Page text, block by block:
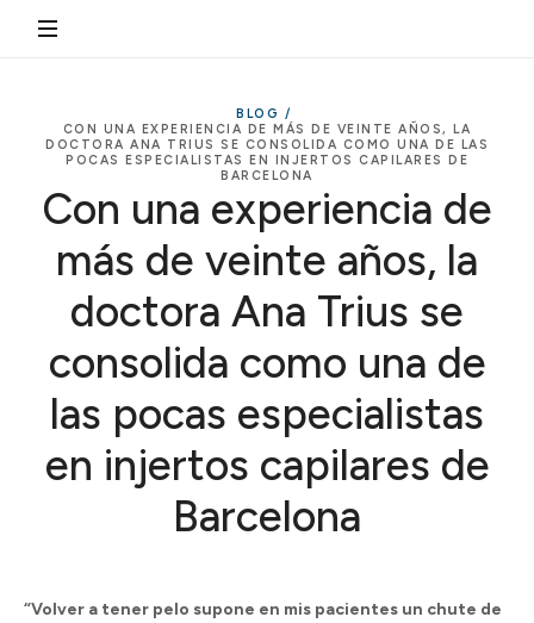
BLOG /
CON UNA EXPERIENCIA DE MÁS DE VEINTE AÑOS, LA
DOCTORA ANA TRIUS SE CONSOLIDA COMO UNA DE LAS
POCAS ESPECIALISTAS EN INJERTOS CAPILARES DE
BARCELONA
Con una experiencia de
más de veinte años, la
doctora Ana Trius se
consolida como una de
las pocas especialistas
en injertos capilares de
Barcelona
“Volver a tener pelo supone en mis pacientes un chute de